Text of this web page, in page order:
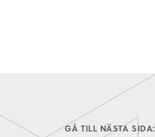
GÅ TILL NÄSTA SIDA: